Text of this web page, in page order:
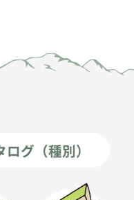
グ（種別）